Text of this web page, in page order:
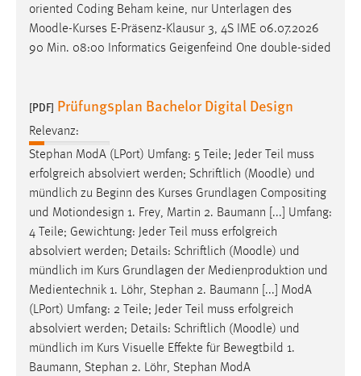
oriented Coding Beham keine, nur Unterlagen des
Moodle-Kurses E-Präsenz-Klausur 3, 4S IME 06.07.2026
90 Min. 08:00 Informatics Geigenfeind One double-sided
[PDF] Prüfungsplan Bachelor Digital Design
Relevanz:
Stephan ModA (LPort) Umfang: 5 Teile; Jeder Teil muss
erfolgreich absolviert werden; Schriftlich (Moodle) und
mündlich zu Beginn des Kurses Grundlagen Compositing
und Motiondesign 1. Frey, Martin 2. Baumann [...] Umfang:
4 Teile; Gewichtung: Jeder Teil muss erfolgreich
absolviert werden; Details: Schriftlich (Moodle) und
mündlich im Kurs Grundlagen der Medienproduktion und
Medientechnik 1. Löhr, Stephan 2. Baumann [...] ModA
(LPort) Umfang: 2 Teile; Jeder Teil muss erfolgreich
absolviert werden; Details: Schriftlich (Moodle) und
mündlich im Kurs Visuelle Effekte für Bewegtbild 1.
Baumann, Stephan 2. Löhr, Stephan ModA